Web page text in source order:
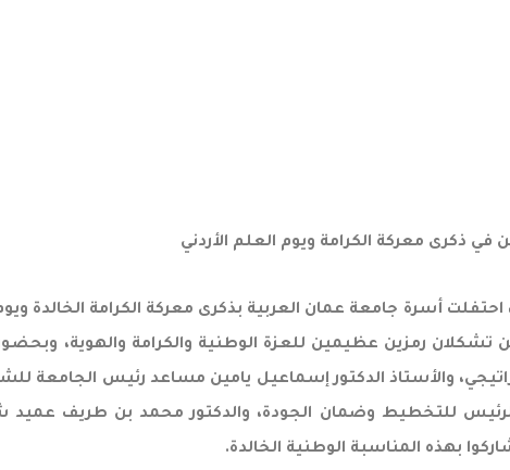
ذكرى معركة الكرامة ويوم العلم الأردني
أسرة جامعة عمان العربية بذكرى معركة الكرامة الخالدة
تشكلان رمزين عظيمين للعزة الوطنية والكرامة والهوية،
والأستاذ الدكتور إسماعيل يامين مساعد رئيس الجامعة
للتخطيط وضمان الجودة، والدكتور محمد بن طريف عميد
بهذه المناسبة الوطنية الخالدة.